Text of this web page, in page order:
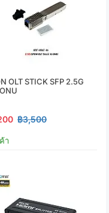
OLT STICK SFP 2.5G
฿3,500
า